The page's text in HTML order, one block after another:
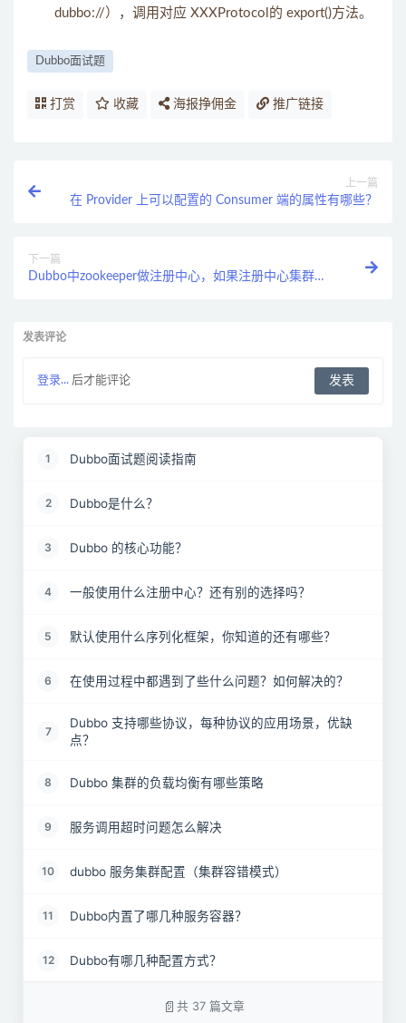
dubbo://），调用对应 XXXProtocol的 export()方法。
Dubbo面试题
打赏 收藏 海报挣佣金 推广链接
上一篇
在 Provider 上可以配置的 Consumer 端的属性有哪些？
下一篇
Dubbo中zookeeper做注册中心，如果注册中心集群都
发表评论
登录... 后才能评论
1 Dubbo面试题阅读指南
2 Dubbo是什么？
3 Dubbo 的核心功能？
4 一般使用什么注册中心？还有别的选择吗？
5 默认使用什么序列化框架，你知道的还有哪些？
6 在使用过程中都遇到了些什么问题？如何解决的？
7
Dubbo 支持哪些协议，每种协议的应用场景，优缺
点？
8 Dubbo 集群的负载均衡有哪些策略
9 服务调用超时问题怎么解决
10 dubbo 服务集群配置（集群容错模式）
11 Dubbo内置了哪几种服务容器？
12 Dubbo有哪几种配置方式？
在 Provider 上可以配置的 Consumer 端的属性有哪
共 37 篇文章